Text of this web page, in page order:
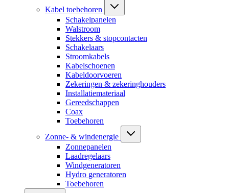
Kabel toebehoren
Schakelpanelen
Walstroom
Stekkers & stopcontacten
Schakelaars
Stroomkabels
Kabelschoenen
Kabeldoorvoeren
Zekeringen & zekeringhouders
Installatiemateriaal
Gereedschappen
Coax
Toebehoren
Zonne- & windenergie
Zonnepanelen
Laadregelaars
Windgeneratoren
Hydro generatoren
Toebehoren